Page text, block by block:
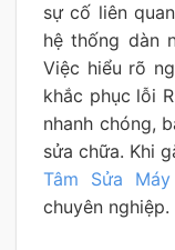
sự cố liên
hệ thống dàn
Việc hiểu rõ
khắc phục lỗi
nhanh chóng,
sửa chữa. Khi
Tâm Sửa
chuyên nghiệp.